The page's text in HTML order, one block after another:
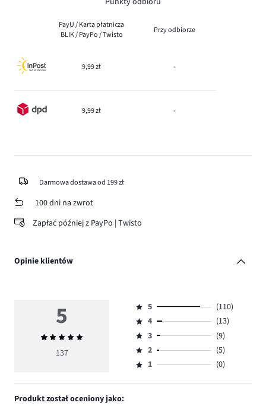
PayU / Karta płatnicza
BLIK / PayPo / Twisto
Przy odbiorze
9,99 zł -
9,99 zł -
Darmowa dostawa od 199 zł
100 dni na zwrot
Zapłać później z PayPo | Twisto
Opinie klientów
5
Średnia
ocena
137
Ocena
5,
ilość
głosów
110.
5
(110)
Ocena
4,
ilość
głosów
4
(13)
Ocena
3,
ilość
3
(9)
Ocena
2,
2
(5)
Ocena
1,
1 (0)
Produkt został oceniony jako: